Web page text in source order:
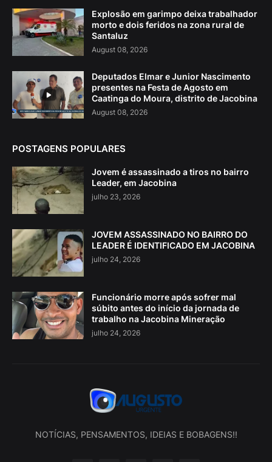
Explosão em garimpo deixa trabalhador
morto e dois feridos na zona rural de
Santaluz
August 08, 2026
Deputados Elmar e Junior Nascimento
presentes na Festa de Agosto em
Caatinga do Moura, distrito de Jacobina
August 08, 2026
POSTAGENS POPULARES
Jovem é assassinado a tiros no bairro
Leader, em Jacobina
julho 23, 2026
JOVEM ASSASSINADO NO BAIRRO DO
LEADER É IDENTIFICADO EM JACOBINA
julho 24, 2026
Funcionário morre após sofrer mal
súbito antes do início da jornada de
trabalho na Jacobina Mineração
julho 24, 2026
NOTÍCIAS, PENSAMENTOS, IDEIAS E BOBAGENS!!